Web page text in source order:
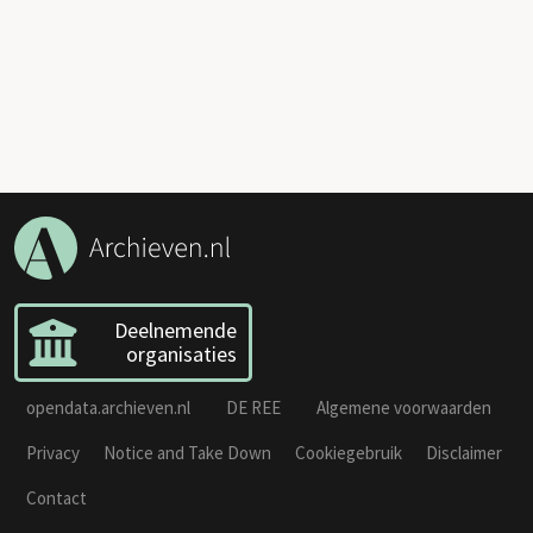
Deelnemende
organisaties
opendata.archieven.nl DE REE
Algemene voorwaarden
Privacy
Notice and Take Down Cookiegebruik
Disclaimer
Contact